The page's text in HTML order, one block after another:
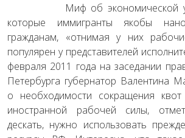
Миф об экономической
которые иммигранты якобы
гражданам, «отнимая у них
популярен у представителей
февраля 2011 года на заседании
Петербурга губернатор Валентина
о необходимости сокращения
иностранной рабочей силы,
дескать, нужно использовать